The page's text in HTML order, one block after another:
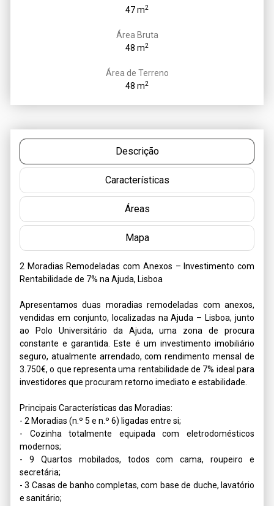
47 m2
Área Bruta
48 m2
Área de Terreno
48 m2
Descrição
Características
Áreas
Mapa
2 Moradias Remodeladas com Anexos – Investimento com
Rentabilidade de 7% na Ajuda, Lisboa
Apresentamos duas moradias remodeladas com anexos,
vendidas em conjunto, localizadas na Ajuda – Lisboa, junto
ao Polo Universitário da Ajuda, uma zona de procura
constante e garantida. Este é um investimento imobiliário
seguro, atualmente arrendado, com rendimento mensal de
3.750€, o que representa uma rentabilidade de 7% ideal para
investidores que procuram retorno imediato e estabilidade.
Principais Características das Moradias:
- 2 Moradias (n.º 5 e n.º 6) ligadas entre si;
- Cozinha totalmente equipada com eletrodomésticos
modernos;
- 9 Quartos mobilados, todos com cama, roupeiro e
secretária;
- 3 Casas de banho completas, com base de duche, lavatório
e sanitário;